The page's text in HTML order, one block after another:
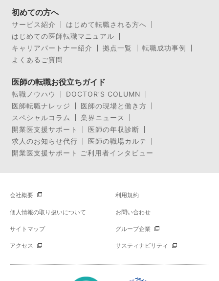
初めての方へ
サービス紹介
はじめて転職される方へ
はじめての医師転職マニュアル
キャリアパートナー紹介
拠点一覧
転職成功事例
よくあるご質問
医師の転職お役立ちガイド
転職ノウハウ
DOCTOR’S COLUMN
医師転職ナレッジ
医師の現場と働き方
スペシャルコラム
業界ニュース
開業医支援サポート
医師の年収診断
求人のお知らせ代行
医師の職場カルテ
開業医支援サポート ご利用者インタビュー
会社概要 利用規約
個人情報の取り扱いについて お問い合わせ
サイトマップ グループ企業
アクセス サスティナビリティ